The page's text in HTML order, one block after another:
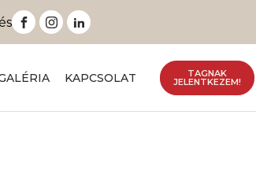
KAPCSOLAT TAGNAK
JELENTKEZEM!